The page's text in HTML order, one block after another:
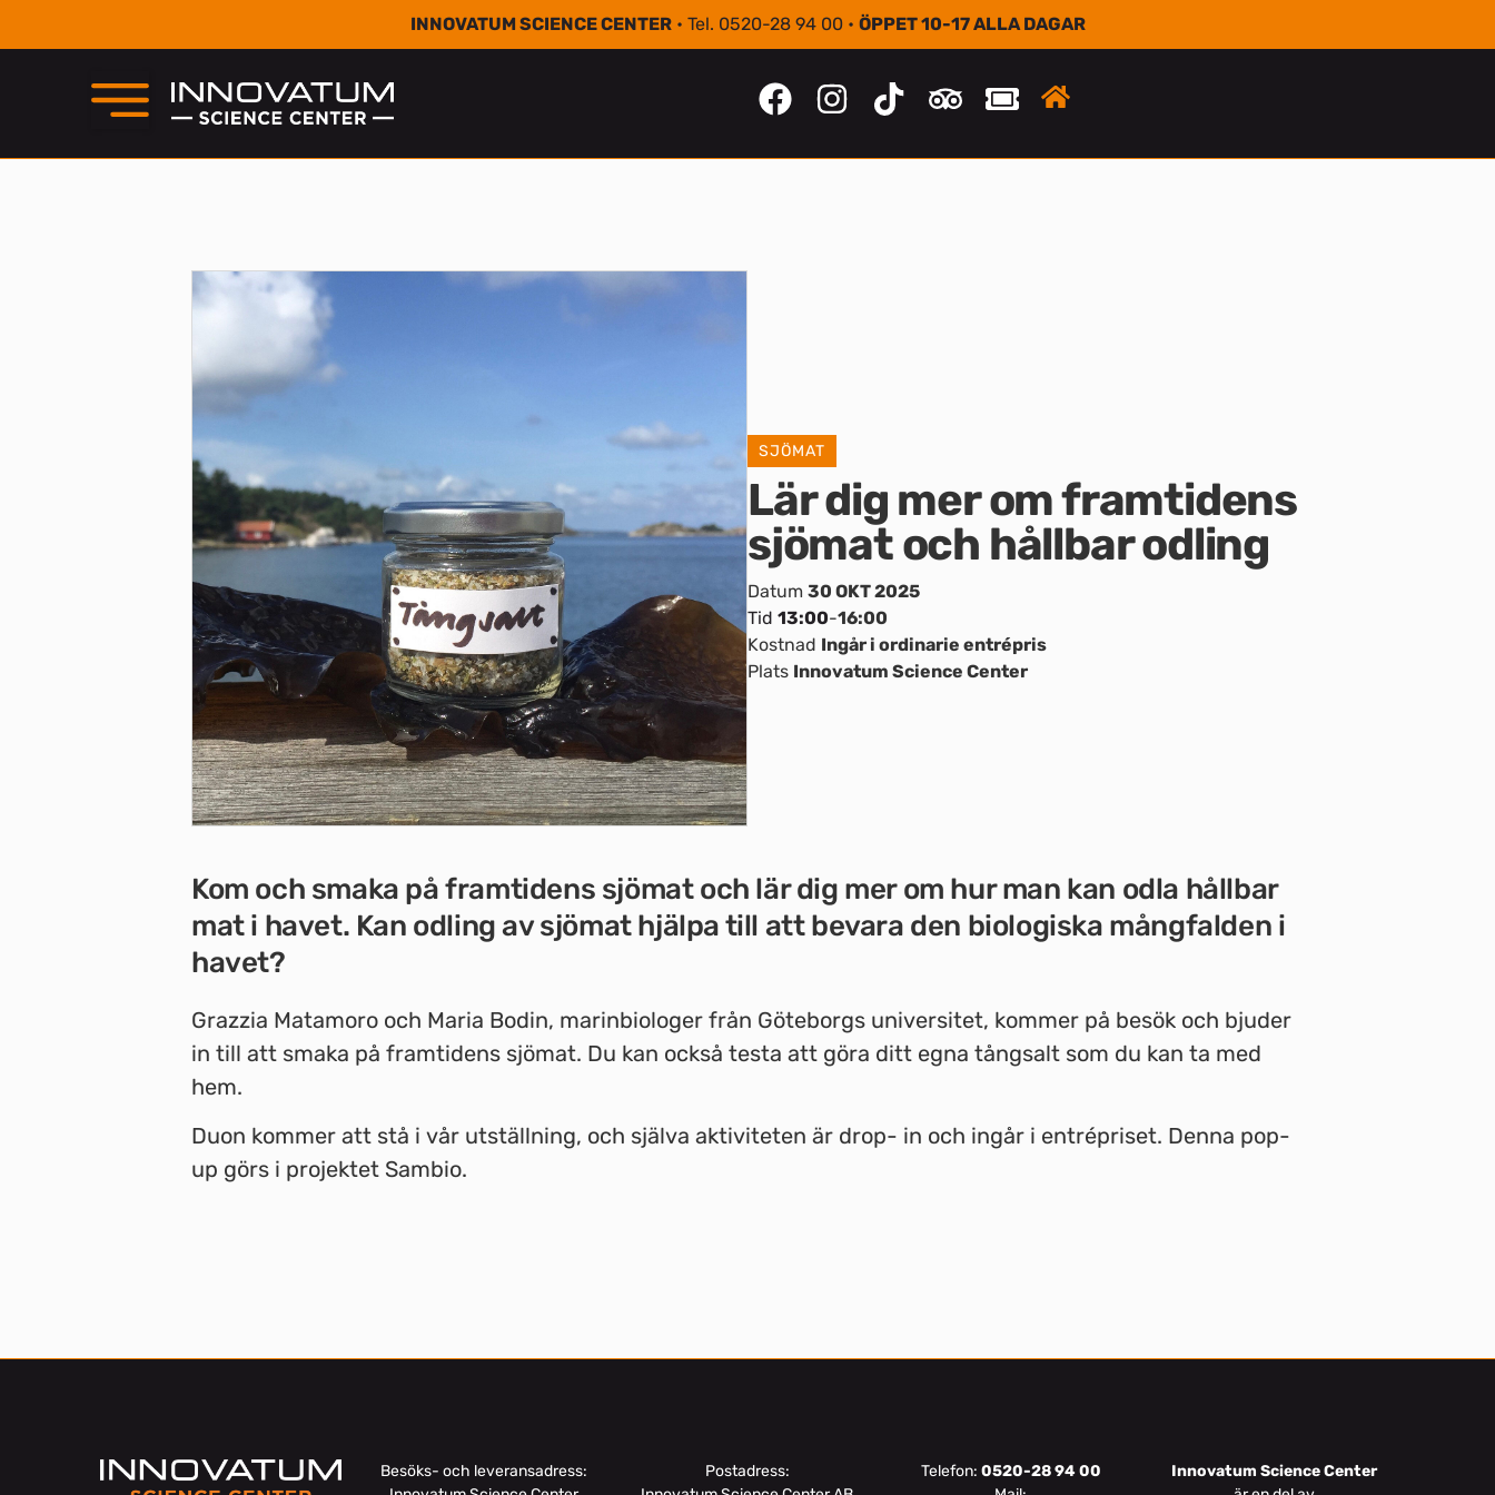
INNOVATUM SCIENCE CENTER• Tel. 0520-28 94 00 • ÖPPET 10-17 ALLA DAGAR
SJÖMAT
Lär dig mer om framtidens
sjömat och hållbar odling
Datum 30 OKT 2025
Tid 13:00-16:00
Kostnad Ingår i ordinarie entrépris
Plats Innovatum Science Center
Kom och smaka på framtidens sjömat och lär dig mer om hur man kan odla hållbar
mat i havet. Kan odling av sjömat hjälpa till att bevara den biologiska mångfalden i
havet?
Grazzia Matamoro och Maria Bodin, marinbiologer från Göteborgs universitet, kommer på besök och bjuder
in till att smaka på framtidens sjömat. Du kan också testa att göra ditt egna tångsalt som du kan ta med
hem.
Duon kommer att stå i vår utställning, och själva aktiviteten är drop- in och ingår i entrépriset. Denna pop-
up görs i projektet Sambio.
Besöks- och leveransadress:
Postadress:
Telefon: 0520-28 94 00
Innovatum Science Center